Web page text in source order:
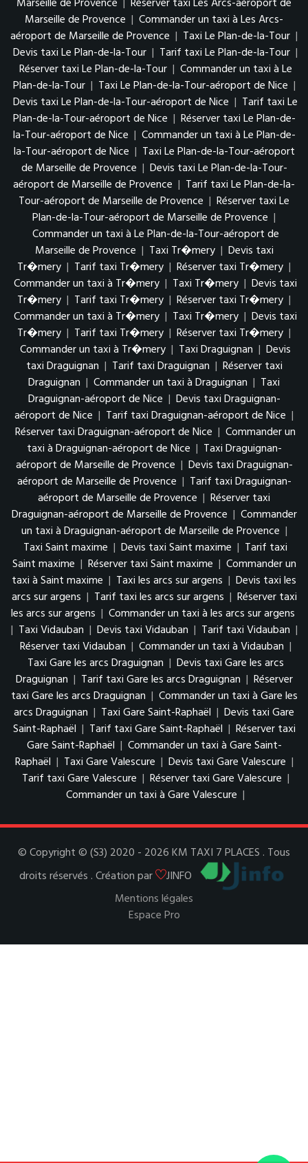
Marseille de Provence | Commander un taxi à Les Arcs-
aéroport de Marseille de Provence | Taxi Le Plan-de-la-Tour |
Devis taxi Le Plan-de-la-Tour | Tarif taxi Le Plan-de-la-Tour |
Réserver taxi Le Plan-de-la-Tour | Commander un taxi à Le
Plan-de-la-Tour | Taxi Le Plan-de-la-Tour-aéroport de Nice |
Devis taxi Le Plan-de-la-Tour-aéroport de Nice | Tarif taxi Le
Plan-de-la-Tour-aéroport de Nice | Réserver taxi Le Plan-de-
la-Tour-aéroport de Nice | Commander un taxi à Le Plan-de-
la-Tour-aéroport de Nice | Taxi Le Plan-de-la-Tour-aéroport
de Marseille de Provence | Devis taxi Le Plan-de-la-Tour-
aéroport de Marseille de Provence | Tarif taxi Le Plan-de-la-
Tour-aéroport de Marseille de Provence | Réserver taxi Le
Plan-de-la-Tour-aéroport de Marseille de Provence |
Commander un taxi à Le Plan-de-la-Tour-aéroport de
Marseille de Provence | Taxi Tr�mery | Devis taxi
Tr�mery | Tarif taxi Tr�mery | Réserver taxi Tr�mery |
Commander un taxi à Tr�mery | Taxi Tr�mery | Devis taxi
Tr�mery | Tarif taxi Tr�mery | Réserver taxi Tr�mery |
Commander un taxi à Tr�mery | Taxi Tr�mery | Devis taxi
Tr�mery | Tarif taxi Tr�mery | Réserver taxi Tr�mery |
Commander un taxi à Tr�mery | Taxi Draguignan | Devis
taxi Draguignan | Tarif taxi Draguignan | Réserver taxi
Draguignan | Commander un taxi à Draguignan | Taxi
Draguignan-aéroport de Nice | Devis taxi Draguignan-
aéroport de Nice | Tarif taxi Draguignan-aéroport de Nice |
Réserver taxi Draguignan-aéroport de Nice | Commander un
taxi à Draguignan-aéroport de Nice | Taxi Draguignan-
aéroport de Marseille de Provence | Devis taxi Draguignan-
aéroport de Marseille de Provence | Tarif taxi Draguignan-
aéroport de Marseille de Provence | Réserver taxi
Draguignan-aéroport de Marseille de Provence | Commander
un taxi à Draguignan-aéroport de Marseille de Provence |
Taxi Saint maxime | Devis taxi Saint maxime | Tarif taxi
Saint maxime | Réserver taxi Saint maxime | Commander un
taxi à Saint maxime | Taxi les arcs sur argens | Devis taxi les
arcs sur argens | Tarif taxi les arcs sur argens | Réserver taxi
les arcs sur argens | Commander un taxi à les arcs sur argens
| Taxi Vidauban | Devis taxi Vidauban | Tarif taxi Vidauban |
Réserver taxi Vidauban | Commander un taxi à Vidauban |
Taxi Gare les arcs Draguignan | Devis taxi Gare les arcs
Draguignan | Tarif taxi Gare les arcs Draguignan | Réserver
taxi Gare les arcs Draguignan | Commander un taxi à Gare les
arcs Draguignan | Taxi Gare Saint-Raphaël | Devis taxi Gare
Saint-Raphaël | Tarif taxi Gare Saint-Raphaël | Réserver taxi
Gare Saint-Raphaël | Commander un taxi à Gare Saint-
Raphaël | Taxi Gare Valescure | Devis taxi Gare Valescure |
Tarif taxi Gare Valescure | Réserver taxi Gare Valescure |
Commander un taxi à Gare Valescure |
© Copyright © (S3) 2020 - 2026 KM TAXI 7 PLACES . Tous
droits réservés . Création par
JINFO
Mentions légales
Espace Pro